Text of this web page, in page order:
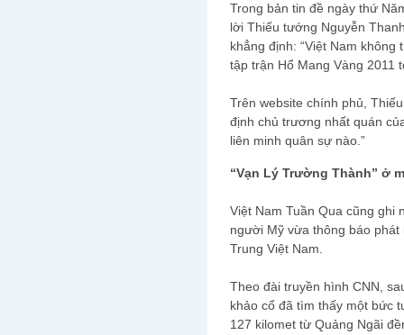
Trong bản tin đề ngày thứ
lời Thiếu tướng Nguyễn
khẳng định: “Việt Nam
tập trận Hổ Mang Vàng 2011
Trên website chính phủ,
định chủ trương nhất quán
liên minh quân sự nào.”
“Vạn Lý Trường Thành” ở
Việt Nam Tuần Qua cũng ghi
người Mỹ vừa thông báo phát
Trung Việt Nam.
Theo đài truyền hình CNN,
khảo cổ đã tìm thấy một bức
127 kilomet từ Quảng Ngãi